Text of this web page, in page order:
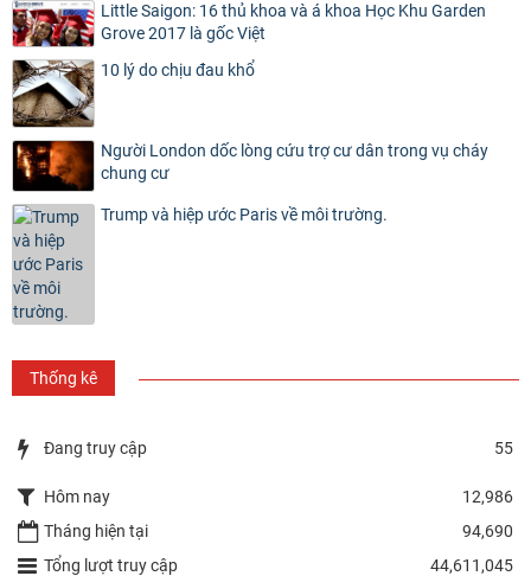
Little Saigon: 16 thủ khoa và á khoa Học Khu Garden
Grove 2017 là gốc Việt
10 lý do chịu đau khổ
Người London dốc lòng cứu trợ cư dân trong vụ cháy
chung cư
Trump và hiệp ước Paris về môi trường.
Thống kê
Đang truy cập 55
Hôm nay
12,986
Tháng hiện tại
94,690
Tổng lượt truy cập
44,611,045